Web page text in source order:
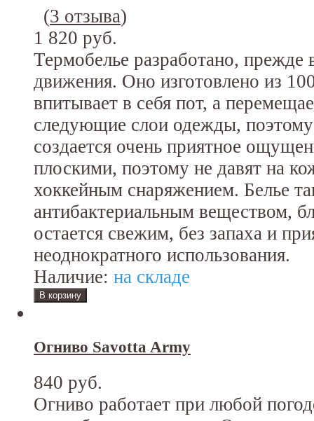
(3 отзыва)
1 820 руб.
Термобелье разработано, прежде
движения. Оно изготовлено из
впитывает в себя пот, а
следующие слои одежды, поэтому
создается очень приятное
плоскими, поэтому не давят на
хоккейным снаряжением. Белье
антибактериальным веществом,
остается свежим, без запаха и
неоднократного использования.
Наличие: на складе
Огниво Savotta Army
840 руб.
Огниво работает при любой